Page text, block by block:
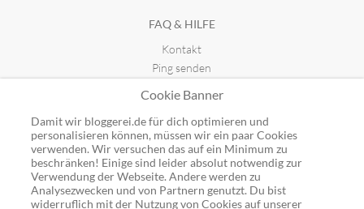
FAQ & HILFE
Kontakt
Ping senden
GUTSCHEINE
Top-Gutscheine
Alle Shops
Cookie Banner
Damit wir bloggerei.de für dich optimieren und
personalisieren können, müssen wir ein paar Cookies
verwenden. Wir versuchen das auf ein Minimum zu
beschränken! Einige sind leider absolut notwendig zur
Verwendung der Webseite. Andere werden zu
Analysezwecken und von Partnern genutzt. Du bist
widerruflich mit der Nutzung von Cookies auf unserer